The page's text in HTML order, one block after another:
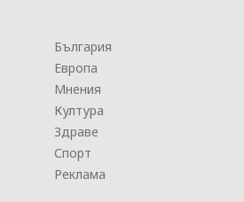
България
Европа
Мнения
Култура
Здраве
Спорт
Реклама